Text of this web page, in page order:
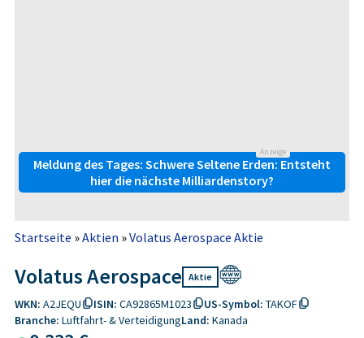
Anzeige
Meldung des Tages: Schwere Seltene Erden: Entsteht
hier die nächste Milliardenstory?
Startseite »Aktien »Volatus Aerospace Aktie
Volatus Aerospace Aktie
WKN: A2JEQU ISIN: CA92865M1023 US-Symbol: TAKOF
Branche: Luftfahrt- & VerteidigungLand: Kanada